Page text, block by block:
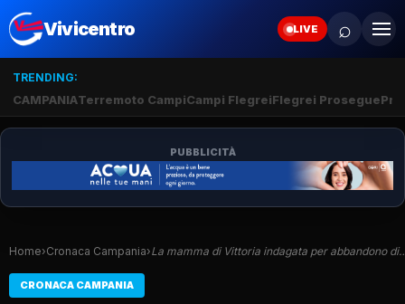
Vivicentro LIVE ⌕
TRENDING:
CAMPANIATerremoto CampiCampi FlegreiFlegrei Prosegue
PUBBLICITÀ
Home›Cronaca Campania›La mamma di Vittoria indagata per abbandono
CRONACA CAMPANIA